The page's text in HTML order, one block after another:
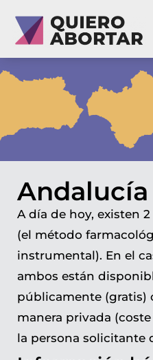
Andalucía
A día de hoy, existen
(el método
instrumental). En el
ambos están
públicamente (gratis)
manera privada
la persona solicitante